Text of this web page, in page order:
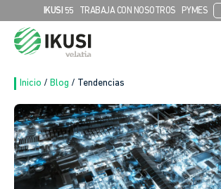
IKUSI 55 TRABAJA CON NOSOTROS PYMES
Search
for:
Inicio / Blog / Tendencias